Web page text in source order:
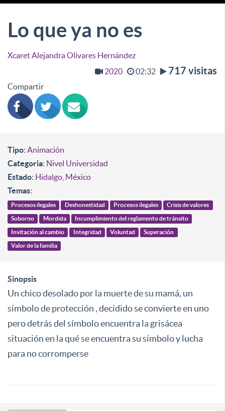
Lo que ya no es
Xcaret Alejandra Olivares Hernández
2020
02:32 717 visitas
Compartir
Tipo: Animación
Categoria: Nivel Universidad
Estado: Hidalgo México
Temas:
Procesos ilegales Deshonestidad Procesos ilegales Crisis de valores
Soborno Mordida Incumplimiento del reglamento de tránsito
Invitación al cambio Integridad Voluntad Superación
Valor de la familia
Sinopsis
Un chico desolado por la muerte de su mamá, un
símbolo de protección , decidido se convierte en uno
pero detrás del símbolo encuentra la grisácea
situación en la qué se encuentra su símbolo y lucha
para no corromperse